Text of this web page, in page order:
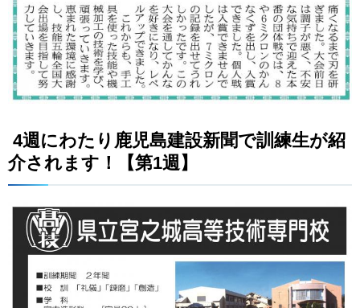
4週にわたり鹿児島建設新聞で訓練生が紹
介されます！【第1週】